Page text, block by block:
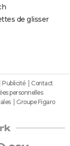
de glisser
Publicité
Contact
personnelles
Groupe Figaro